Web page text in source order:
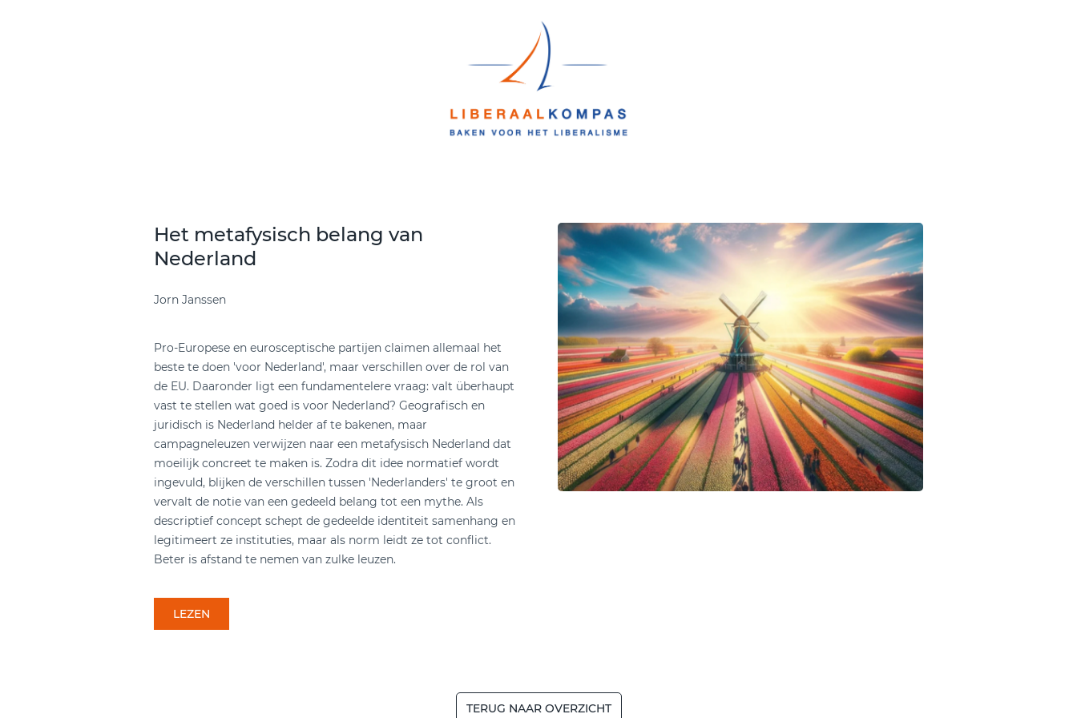
Het metafysisch belang van
Nederland
Jorn Janssen
Pro-Europese en eurosceptische partijen claimen allemaal het
beste te doen 'voor Nederland', maar verschillen over de rol van
de EU. Daaronder ligt een fundamentelere vraag: valt überhaupt
vast te stellen wat goed is voor Nederland? Geografisch en
juridisch is Nederland helder af te bakenen, maar
campagneleuzen verwijzen naar een metafysisch Nederland dat
moeilijk concreet te maken is. Zodra dit idee normatief wordt
ingevuld, blijken de verschillen tussen 'Nederlanders' te groot en
vervalt de notie van een gedeeld belang tot een mythe. Als
descriptief concept schept de gedeelde identiteit samenhang en
legitimeert ze instituties, maar als norm leidt ze tot conflict.
Beter is afstand te nemen van zulke leuzen.
LEZEN
TERUG NAAR OVERZICHT